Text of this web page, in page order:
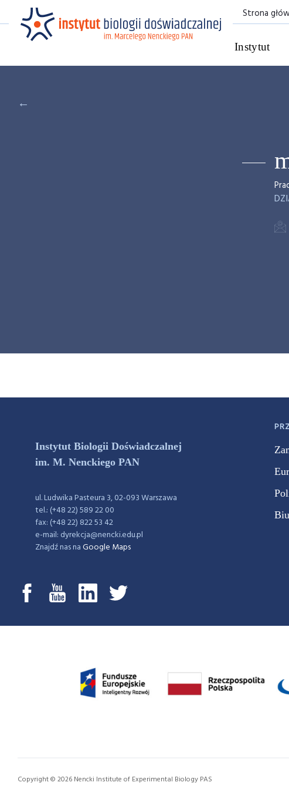
Strona
Instytut
←
Instytut Biologii Doświadczalnej
im. M. Nenckiego PAN
ul. Ludwika Pasteura 3, 02-093 Warszawa
tel.: (+48 22) 589 22 00
fax: (+48 22) 822 53 42
e-mail: dyrekcja@nencki.edu.pl
Znajdź nas naGoogle Maps
Copyright © 2026 Nencki Institute of Experimental Biology PAS